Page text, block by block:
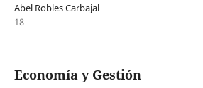
Abel Robles Carbajal
18
Economía y Gestión